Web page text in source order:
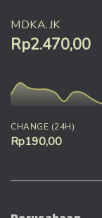
MDKA.JK
Rp2.470,00
CHANGE (24H)
Rp190,00